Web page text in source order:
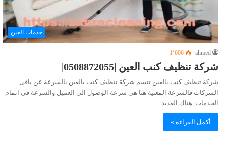
خدمات العين
ahmed 1٬606
شركة تنظيف كنب العين |0508872055|
شركة تنظيف كنب بالعين تتسم شركة تنظيف كنب بالعين بالسرعة عن باقى
الشركات فالسرعة المعنية هنا هى سرعة الوصول الى العميل والسرعة فى اتمام
الخدمات .هناك العديد…
أكمل القراءة »